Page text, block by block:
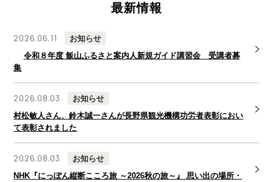
最新情報
2026.06.11
お知らせ
令和８年度 飯山ふるさと案内人新規ガイド講習会 受講者募
集
2026.08.03
お知らせ
村松敏人さん、鈴木誠一さんが長野県観光機構功労者表彰におい
て表彰されました
2026.08.03
お知らせ
NHK『にっぽん縦断こころ旅 ～2026秋の旅～』 思い出の場所・